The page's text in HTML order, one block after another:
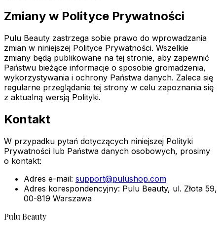
Zmiany w Polityce Prywatności
Pulu Beauty zastrzega sobie prawo do wprowadzania
zmian w niniejszej Polityce Prywatności. Wszelkie
zmiany będą publikowane na tej stronie, aby zapewnić
Państwu bieżące informacje o sposobie gromadzenia,
wykorzystywania i ochrony Państwa danych. Zaleca się
regularne przeglądanie tej strony w celu zapoznania się
z aktualną wersją Polityki.
Kontakt
W przypadku pytań dotyczących niniejszej Polityki
Prywatności lub Państwa danych osobowych, prosimy
o kontakt:
Adres e-mail: support@pulushop.com
Adres korespondencyjny: Pulu Beauty, ul. Złota 59,
00-819 Warszawa
Pulu Beauty